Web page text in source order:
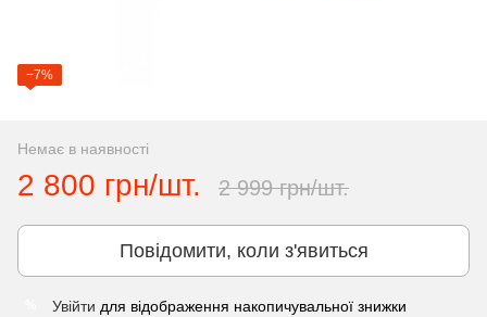
−7%
Немає в наявності
2 800 грн/шт. 2 999 грн/шт.
Повідомити, коли з'явиться
Увійти для відображення накопичувальної знижки